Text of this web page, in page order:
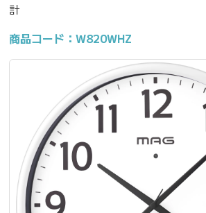
計
商品コード：W820WHZ